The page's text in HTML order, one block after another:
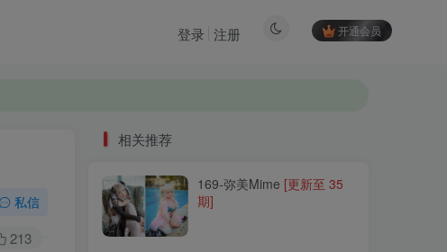
开通会员
登录 注册
私信
213
相关推荐
169-弥美Mime [更新至 35
期]